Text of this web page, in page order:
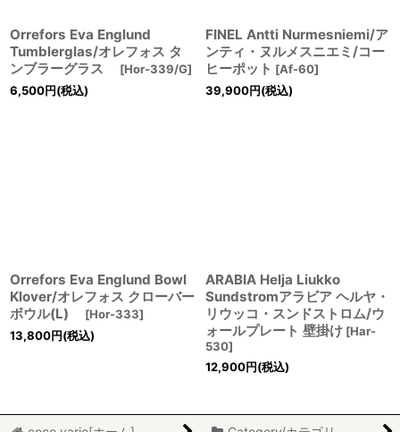
Orrefors Eva Englund
Tumblerglas/オレフォス タ
ンブラーグラス
[Hor-339/G]
6,500円(税込)
FINEL Antti Nurmesniemi/ア
ンティ・ヌルメスニエミ/コー
ヒーポット [Af-60]
39,900円(税込)
Orrefors Eva Englund Bowl
Klover/オレフォス クローバー
ボウル(L)
[Hor-333]
13,800円(税込)
ARABIA Helja Liukko
Sundstromアラビア ヘルヤ・
リウッコ・スンドストロム/ウ
ォールプレート 壁掛け [Har-
530]
12,900円(税込)